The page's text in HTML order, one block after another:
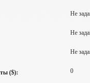
Не
Не
Не
($): 0